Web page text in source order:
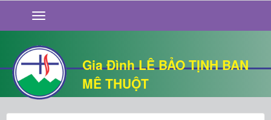
Gia Đình LÊ BẢO TỊNH BAN
MÊ THUỘT
GIỚI THIỆU
TIN TỨC
SỐNG ĐẠO
CHUYỆN NHÀ
QUÁN VĂN